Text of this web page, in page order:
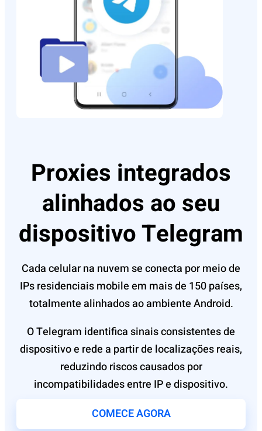
Proxies integrados
alinhados ao seu
dispositivo Telegram
Cada celular na nuvem se conecta por meio de
IPs residenciais mobile em mais de 150 países,
totalmente alinhados ao ambiente Android.
O Telegram identifica sinais consistentes de
dispositivo e rede a partir de localizações reais,
reduzindo riscos causados por
incompatibilidades entre IP e dispositivo.
COMECE AGORA